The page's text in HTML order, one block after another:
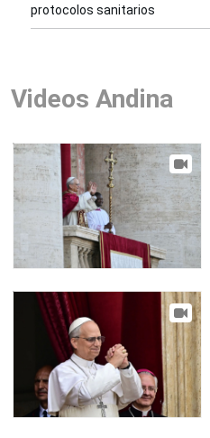
protocolos sanitarios
Videos Andina